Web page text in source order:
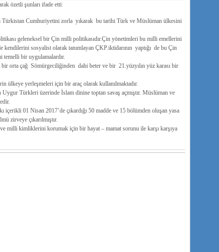
özetli şunları ifade etti:
Türkistan Cumhuriyetini zorla yıkarak bu tarihi Türk ve Müslüman ülkesini
geleneksel bir Çin milli politikasıdır.Çin yönetimleri bu milli emellerini
kendilerini sosyalist olarak tanımlayan ÇKP.iktidarının yaptığı de bu Çin
temelli bir uygulamalardır.
orta çağ Sömürgeciliğinden dahi beter ve bir 21.yüzyılın yüz karası bir
ülkeye yerleşmeleri için bir araç olarak kullanılmaktadır.
Türkleri üzerinde İslam dinine toptan savaş açmıştır. Müslüman ve
içerikli 01 Nisan 2017’de çıkardığı 50 madde ve 15 bölümden oluşan yasa
zirveye çıkarılmıştır.
milli kimliklerini korumak için bir hayat – mamat sorunu ile karşı karşıya